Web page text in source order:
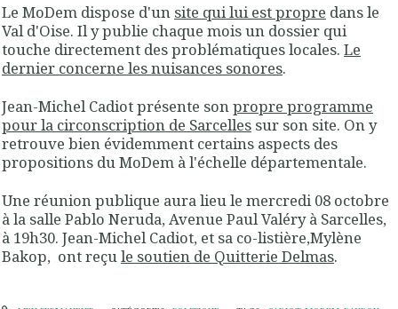
Le MoDem dispose d'un site qui lui est propre dans le
Val d'Oise. Il y publie chaque mois un dossier qui
touche directement des problématiques locales. Le
dernier concerne les nuisances sonores.
Jean-Michel Cadiot présente sonpropre programme
pour la circonscription de Sarcelles sur son site. On y
retrouve bien évidemment certains aspects des
propositions du MoDem à l'échelle départementale.
Une réunion publique aura lieu le mercredi 08 octobre
à la salle Pablo Neruda, Avenue Paul Valéry à Sarcelles,
à 19h30. Jean-Michel Cadiot, et sa co-listière,Mylène
Bakop, ont reçule soutien de Quitterie Delmas.